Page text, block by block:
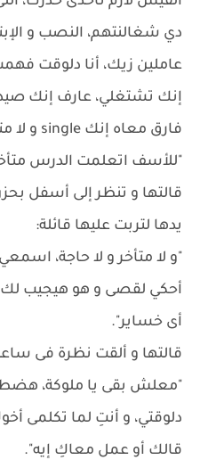
دي شغالنتهم، النصب و
عاملين زيك، أنا دلوقت
إنك تشتغلي، عارف إنك
فارق معاه إنك single و لا متجوزة".
"للأسف اتعلمت الدرس
قالتها و تنظر إلى أسفل
يدها لتربت عليها قائلة:
"و لا متأخر و لا حاجة،
أحكي لقصى و هو هيجيب لك
أى خساير".
قالتها و ألقت نظرة فى
"معلش بقى يا ملوكة،
دلوقتي، و أنتِ لما تكلمى
قالك أو عمل معاكِ إيه".